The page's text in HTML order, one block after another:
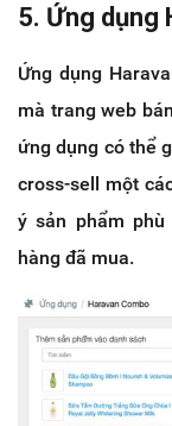
5. Ứng dụng
Ứng dụng
mà trang web
ứng dụng có thể
cross-sell một
ý sản phẩm
hàng đã mua.